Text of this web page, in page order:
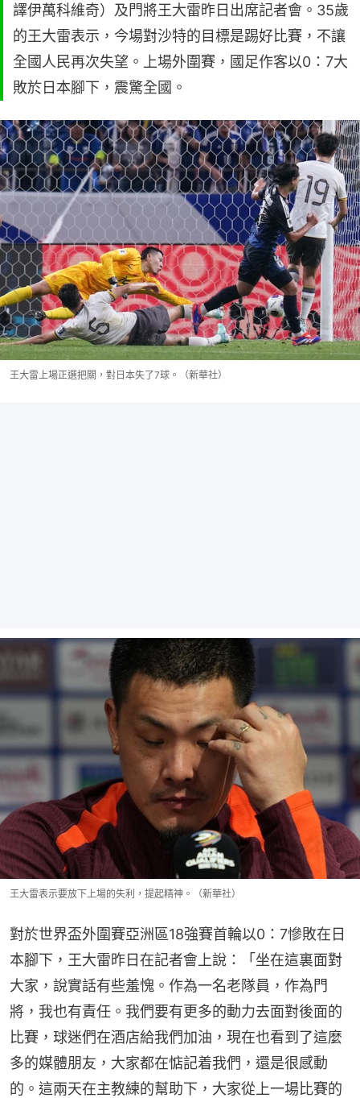
譯伊萬科維奇）及門將王大雷昨日出席記者會。35歲
的王大雷表示，今場對沙特的目標是踢好比賽，不讓
全國人民再次失望。上場外圍賽，國足作客以0：7大
敗於日本腳下，震驚全國。
王大雷上場正選把關，對日本失了7球。（新華社）
王大雷表示要放下上場的失利，提起精神。（新華社）
對於世界盃外圍賽亞洲區18強賽首輪以0：7慘敗在日
本腳下，王大雷昨日在記者會上說：「坐在這裏面對
大家，說實話有些羞愧。作為一名老隊員，作為門
將，我也有責任。我們要有更多的動力去面對後面的
比賽，球迷們在酒店給我們加油，現在也看到了這麼
多的媒體朋友，大家都在惦記着我們，還是很感動
的。這兩天在主教練的幫助下，大家從上一場比賽的